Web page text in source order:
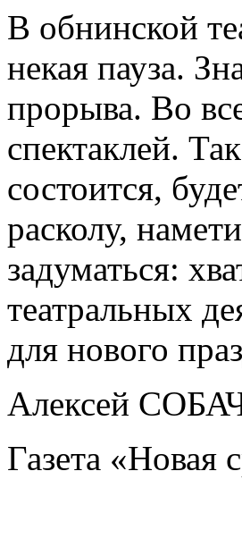
В обнинской
некая пауза.
прорыва. Во
спектаклей.
состоится,
расколу,
задуматься:
театральных
для нового
Алексей
Газета «Новая